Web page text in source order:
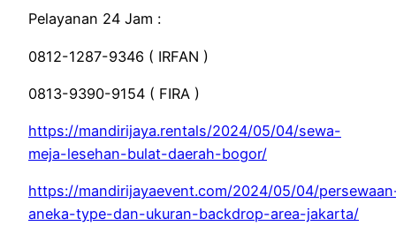
Pelayanan 24 Jam :
0812-1287-9346 ( IRFAN )
0813-9390-9154 ( FIRA )
https://mandirijaya.rentals/2024/05/04/sewa-
meja-lesehan-bulat-daerah-bogor/
https://mandirijayaevent.com/2024/05/04/
aneka-type-dan-ukuran-backdrop-area-jakarta/